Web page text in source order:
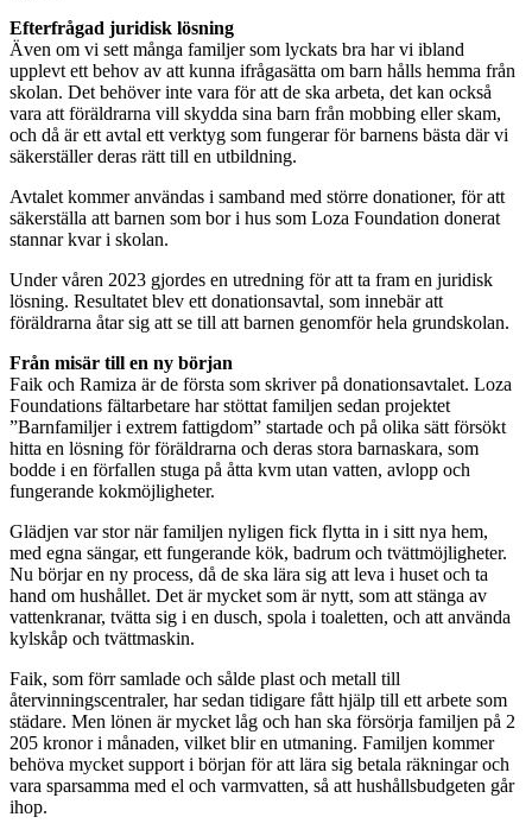
Efterfrågad juridisk lösning
Även om vi sett många familjer som lyckats bra har vi ibland
upplevt ett behov av att kunna ifrågasätta om barn hålls hemma från
skolan. Det behöver inte vara för att de ska arbeta, det kan också
vara att föräldrarna vill skydda sina barn från mobbing eller skam,
och då är ett avtal ett verktyg som fungerar för barnens bästa där vi
säkerställer deras rätt till en utbildning.
Avtalet kommer användas i samband med större donationer, för att
säkerställa att barnen som bor i hus som Loza Foundation donerat
stannar kvar i skolan.
Under våren 2023 gjordes en utredning för att ta fram en juridisk
lösning. Resultatet blev ett donationsavtal, som innebär att
föräldrarna åtar sig att se till att barnen genomför hela grundskolan.
Från misär till en ny början
Faik och Ramiza är de första som skriver på donationsavtalet. Loza
Foundations fältarbetare har stöttat familjen sedan projektet
”Barnfamiljer i extrem fattigdom” startade och på olika sätt försökt
hitta en lösning för föräldrarna och deras stora barnaskara, som
bodde i en förfallen stuga på åtta kvm utan vatten, avlopp och
fungerande kokmöjligheter.
Glädjen var stor när familjen nyligen fick flytta in i sitt nya hem,
med egna sängar, ett fungerande kök, badrum och tvättmöjligheter.
Nu börjar en ny process, då de ska lära sig att leva i huset och ta
hand om hushållet. Det är mycket som är nytt, som att stänga av
vattenkranar, tvätta sig i en dusch, spola i toaletten, och att använda
kylskåp och tvättmaskin.
Faik, som förr samlade och sålde plast och metall till
återvinningscentraler, har sedan tidigare fått hjälp till ett arbete som
städare. Men lönen är mycket låg och han ska försörja familjen på 2
205 kronor i månaden, vilket blir en utmaning. Familjen kommer
behöva mycket support i början för att lära sig betala räkningar och
vara sparsamma med el och varmvatten, så att hushållsbudgeten går
ihop.